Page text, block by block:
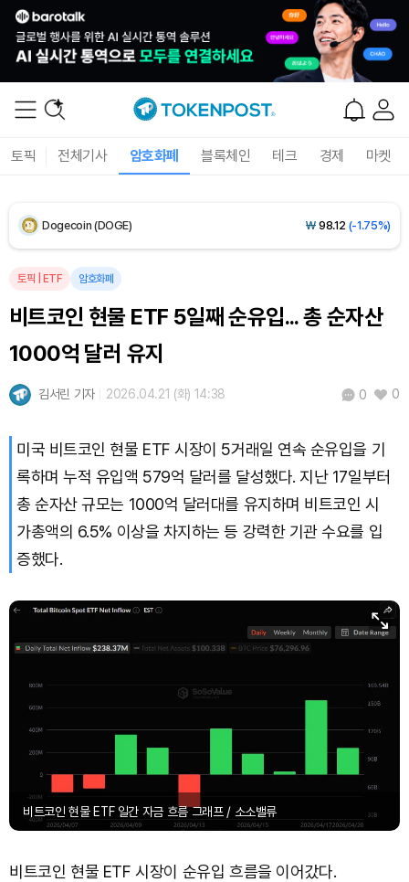
토픽 전체기사 암호화폐 블록체인 테크 경제 마켓
1,470(-3.21%)
Solana (SOL) 103,674(-1.83%)
TRON (TRX) (-0.29%)
Bitcoin (BTC) (-0.45%)
토픽 ETF 암호화폐
비트코인 현물 ETF 5일째 순유입... 총 순자산
1000억 달러 유지
김서린 기자 2026.04.21 (화) 14:38 0 0
미국 비트코인 현물 ETF 시장이 5거래일 연속 순유입을 기
록하며 누적 유입액 579억 달러를 달성했다. 지난 17일부터
총 순자산 규모는 1000억 달러대를 유지하며 비트코인 시
가총액의 6.5% 이상을 차지하는 등 강력한 기관 수요를 입
증했다.
비트코인 현물 ETF 일간 자금 흐름 그래프 / 소소밸류
비트코인 현물 ETF 시장이 순유입 흐름을 이어갔다.